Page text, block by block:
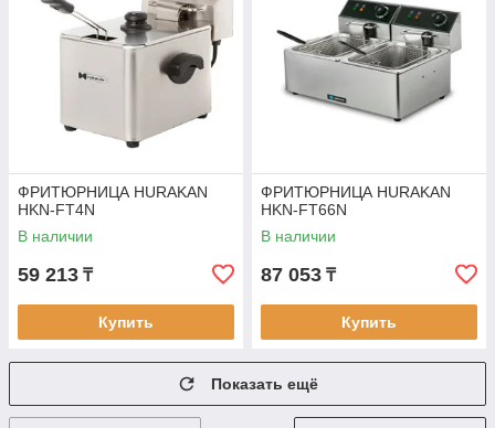
ФРИТЮРНИЦА HURAKAN
HKN-FT4N
В наличии
59 213 ₸
Купить
ФРИТЮРНИЦА HURAKAN
HKN-FT66N
В наличии
87 053 ₸
Купить
Показать ещё